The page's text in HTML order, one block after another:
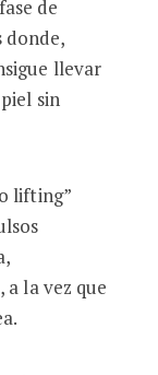
de
llevar
sin
lifting”
la vez que